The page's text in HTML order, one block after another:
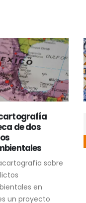
de dos
sobre
en
un proyecto